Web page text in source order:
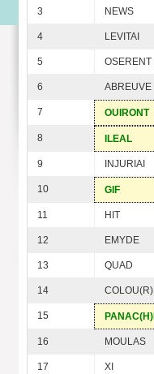
3 NEWS
4 LEVITAI
5 OSERENT
6 ABREUVE
7 OUIRONT
8 ILEAL
9 INJURIAI
10 GIF
11 HIT
12 EMYDE
13 QUAD
14
15
16 MOULAS
17 XI